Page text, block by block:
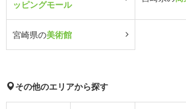
ッピングモール
宮崎県の美術館
その他のエリアから探す